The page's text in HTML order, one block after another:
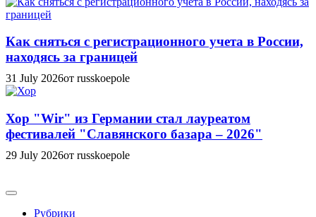
Как сняться с регистрационного учета в России,
находясь за границей
31 July 2026от russkoepole
Хор "Wir" из Германии стал лауреатом
фестивалей "Славянского базара – 2026"
29 July 2026от russkoepole
Рубрики